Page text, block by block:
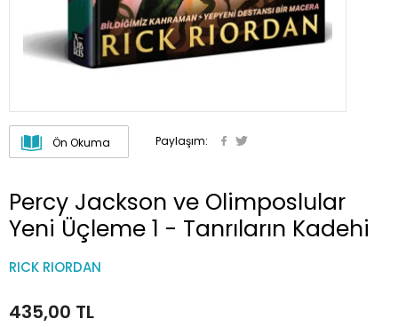
Ön Okuma Paylaşım:
Percy Jackson ve Olimposlular
Yeni Üçleme 1 - Tanrıların Kadehi
RICK RIORDAN
435,00 TL